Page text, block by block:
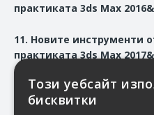
практиката 3ds Max
11. Новите инструменти
практиката 3ds Max
Този уебсайт
бисквитки